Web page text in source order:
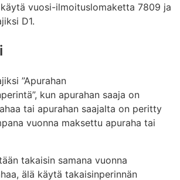
vuosi-ilmoituslomaketta 7809 ja
D1.
”Apurahan
kun apurahan saaja on
tai apurahan saajalta on peritty
vuonna maksettu apuraha tai
takaisin samana vuonna
älä käytä takaisinperinnän